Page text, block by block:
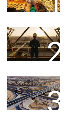
2
3